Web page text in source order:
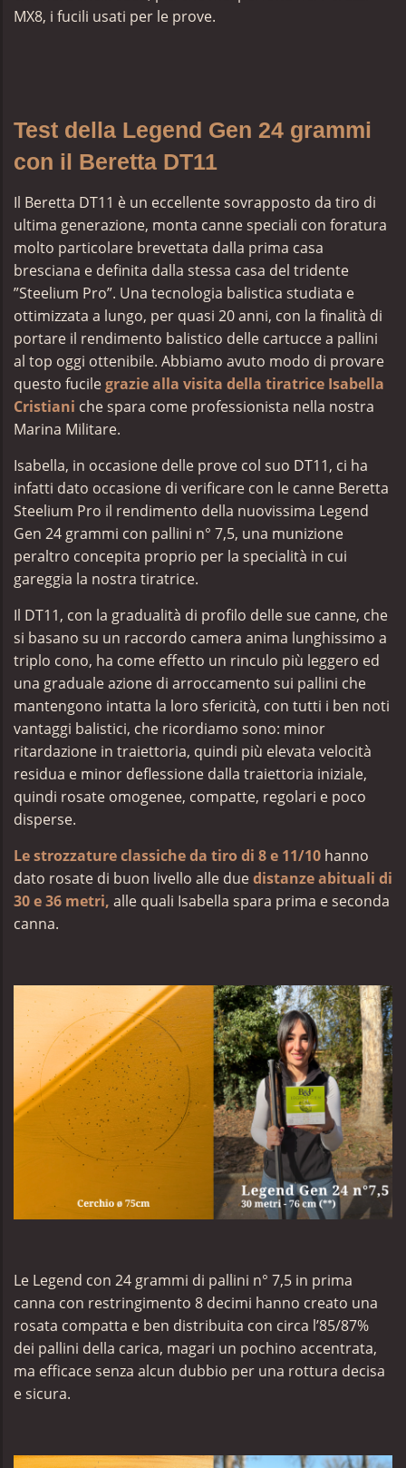
MX8, i fucili usati per le prove.
Test della Legend Gen 24 grammi
con il Beretta DT11
Il Beretta DT11 è un eccellente sovrapposto da tiro di
ultima generazione, monta canne speciali con foratura
molto particolare brevettata dalla prima casa
bresciana e definita dalla stessa casa del tridente
”Steelium Pro”. Una tecnologia balistica studiata e
ottimizzata a lungo, per quasi 20 anni, con la finalità di
portare il rendimento balistico delle cartucce a pallini
al top oggi ottenibile. Abbiamo avuto modo di provare
questo fucilegrazie alla visita della tiratrice Isabella
Cristiani che spara come professionista nella nostra
Marina Militare.
Isabella, in occasione delle prove col suo DT11, ci ha
infatti dato occasione di verificare con le canne Beretta
Steelium Pro il rendimento della nuovissima Legend
Gen 24 grammi con pallini n° 7,5, una munizione
peraltro concepita proprio per la specialità in cui
gareggia la nostra tiratrice.
Il DT11, con la gradualità di profilo delle sue canne, che
si basano su un raccordo camera anima lunghissimo a
triplo cono, ha come effetto un rinculo più leggero ed
una graduale azione di arroccamento sui pallini che
mantengono intatta la loro sfericità, con tutti i ben noti
vantaggi balistici, che ricordiamo sono: minor
ritardazione in traiettoria, quindi più elevata velocità
residua e minor deflessione dalla traiettoria iniziale,
quindi rosate omogenee, compatte, regolari e poco
disperse.
Le strozzature classiche da tiro di 8 e 11/10 hanno
dato rosate di buon livello alle duedistanze abituali di
30 e 36 metri, alle quali Isabella spara prima e seconda
canna.
Le Legend con 24 grammi di pallini n° 7,5 in prima
canna con restringimento 8 decimi hanno creato una
rosata compatta e ben distribuita con circa l’85/87%
dei pallini della carica, magari un pochino accentrata,
ma efficace senza alcun dubbio per una rottura decisa
e sicura.